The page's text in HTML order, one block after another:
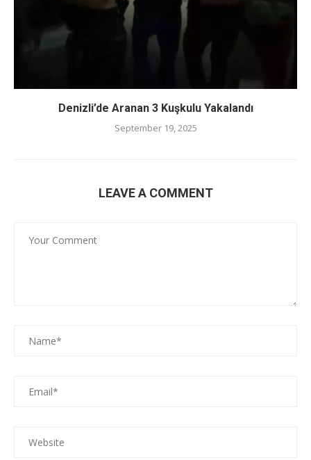
Denizli’de Aranan 3 Kuşkulu Yakalandı
September 19, 2025
LEAVE A COMMENT